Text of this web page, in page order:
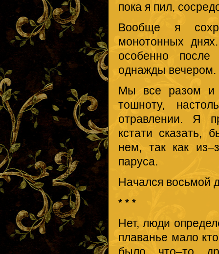
пока я пил,
Вообще я
монотонных
особенно после
однажды вечером.
Мы все разом и
тошноту,
отравлении. Я
кстати сказать,
нем, так как
паруса.
Начался восьмой
* * *
Нет, люди
плаванье мало